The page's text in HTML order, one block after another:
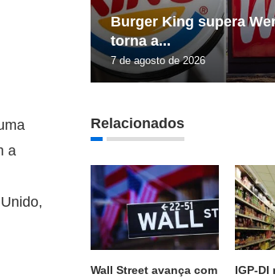
a
Burger King supera
torna a...
7 de agosto de 2026
Relacionados
Wall Street avança com
IGP-DI